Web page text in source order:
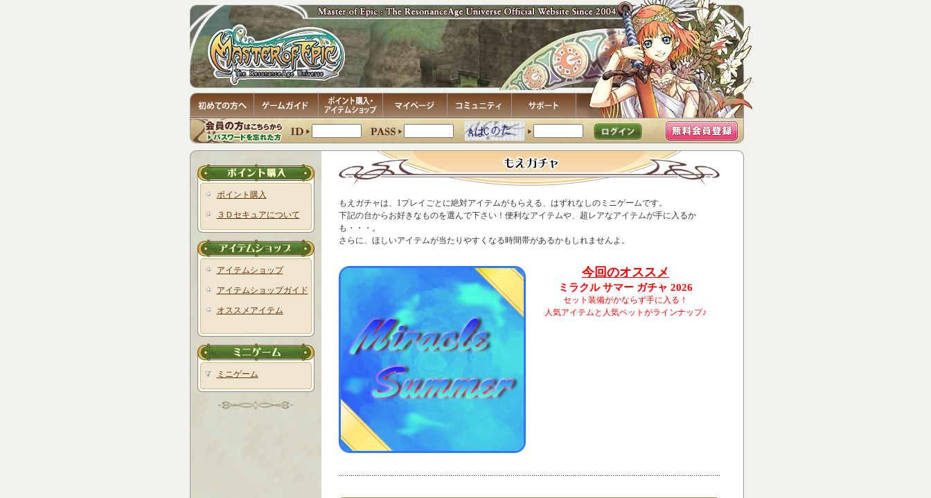
ポイント購入
３Ｄセキュアについて
アイテムショップ
アイテムショップガイド
オススメアイテム
ミニゲーム
もえガチャは、1プレイごとに絶対アイテムがもらえる、はずれなしのミニゲームです。
下記の台からお好きなものを選んで下さい！便利なアイテムや、超レアなアイテムが手に入るか
も・・・。
さらに、ほしいアイテムが当たりやすくなる時間帯があるかもしれませんよ。
今回のオススメ
ミラクル サマー ガチャ 2026
セット装備がかならず手に入る！
人気アイテムと人気ペットがラインナップ♪